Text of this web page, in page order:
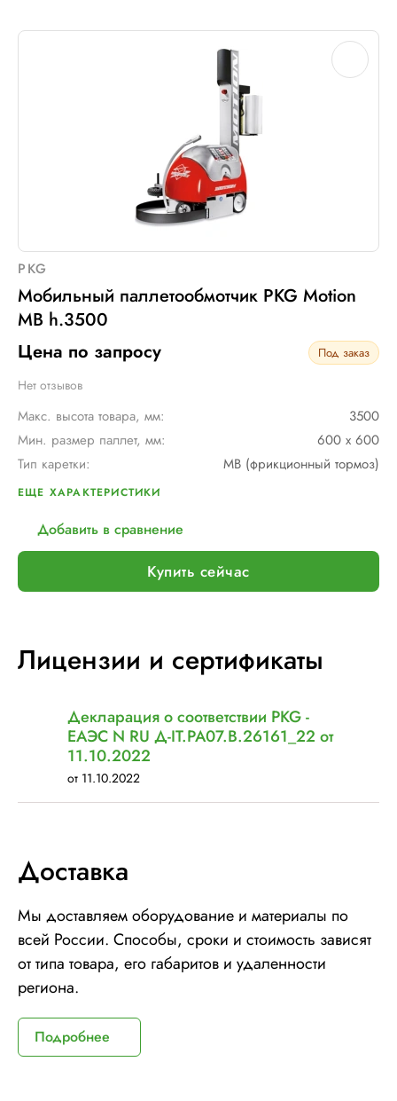
Макс. внеш. диаметр рулона с пленкой, мм:
260
нет
PKG
Мобильный паллетообмотчик PKG Motion
MB h.3500
Цена по запросу
Под заказ
Нет отзывов
Макс. высота товара, мм:
3500
Мин. размер паллет, мм:
600 х 600
Тип каретки:
MB (фрикционный тормоз)
Скорость обмотки:
Макс. грузоподъемность, кг:
Макс. размер паллет, мм:
∞
Шир. рулона с пленкой, мм:
500
ЕЩЕ ХАРАКТЕРИСТИКИ
Добавить в сравнение
Купить сейчас
Лицензии и сертификаты
Декларация о соответствии PKG -
ЕАЭС N RU Д-IT.РА07.В.26161_22 от
11.10.2022
от 11.10.2022
Доставка
Мы доставляем оборудование и материалы по
всей России. Способы, сроки и стоимость зависят
от типа товара, его габаритов и удаленности
региона.
Подробнее